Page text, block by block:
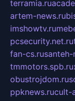
terramia.ru
artem-news.ru
imshowtv.ru
pcsecurity.net.ru
fan-cs.rusanteh-
tmmotors.spb.ru
obustrojdom.ru
ppknews.rucult-